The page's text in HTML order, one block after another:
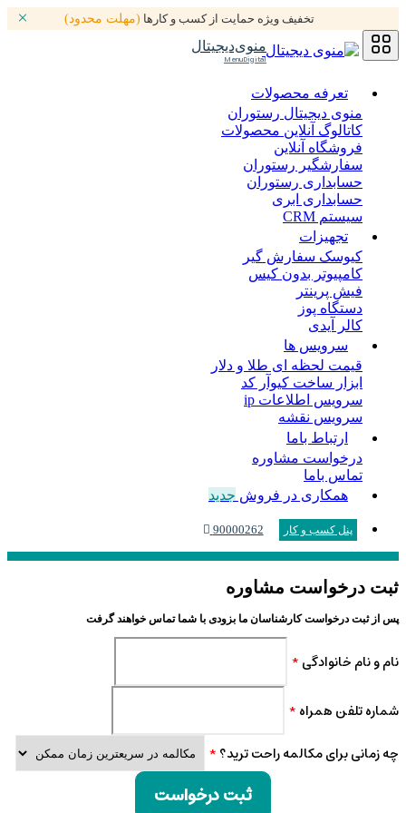
تخفیف ویژه حمایت از کسب و کارها (مهلت محدود)
منوی‌دیجیتال
MenuDigital
تعرفه محصولات
منوی دیجیتال رستوران
کاتالوگ آنلاین محصولات
فروشگاه آنلاین
سفارشگیر رستوران
حسابداری رستوران
حسابداری ابری
سیستم CRM
تجهیزات
کیوسک سفارش گیر
کامپیوتر بدون کیس
فیش پرینتر
دستگاه پوز
کالر آیدی
سرویس ها
قیمت لحظه ای طلا و دلار
ابزار ساخت کیوآر کد
سرویس اطلاعات ip
سرویس نقشه
ارتباط باما
درخواست مشاوره
تماس باما
همکاری در فروش جدید
پنل کسب و کار 90000262
ثبت درخواست مشاوره
پس از ثبت درخواست کارشناسان ما بزودی با شما تماس خواهند گرفت
نام و نام خانوادگی *
شماره تلفن همراه *
چه زمانی برای مکالمه راحت ترید؟ *
ثبت درخواست